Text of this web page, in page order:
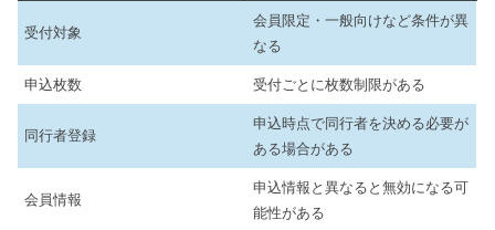
受付対象
会員限定・一般向けなど条件が異
なる
申込枚数 受付ごとに枚数制限がある
同行者登録
申込時点で同行者を決める必要が
ある場合がある
会員情報
申込情報と異なると無効になる可
能性がある